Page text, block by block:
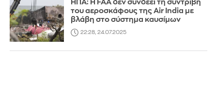
ΗΠΑ: Η FAA δεν συνδέει τη συντριβή
του αεροσκάφους της Air India με
βλάβη στο σύστημα καυσίμων
22:28, 24.07.2025